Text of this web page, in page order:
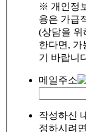
※ 개인정
용은 가급
(상담을 위
한다면, 가
기 바랍니
메일주소
작성하신
정하시려